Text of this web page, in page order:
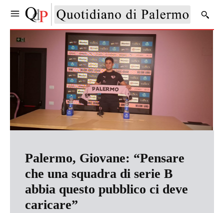
Palermo, Giovane: “Pensare
che una squadra di serie B
abbia questo pubblico ci deve
caricare”